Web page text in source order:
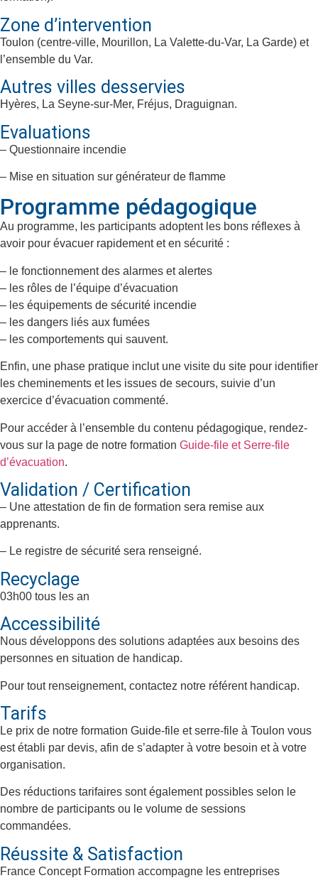
Zone d’intervention
Toulon (centre-ville, Mourillon, La Valette-du-Var, La Garde) et
l’ensemble du Var.
Autres villes desservies
Hyères, La Seyne-sur-Mer, Fréjus, Draguignan.
Evaluations
– Questionnaire incendie
– Mise en situation sur générateur de flamme
Programme pédagogique
Au programme, les participants adoptent les bons réflexes à
avoir pour évacuer rapidement et en sécurité :
– le fonctionnement des alarmes et alertes
– les rôles de l’équipe d’évacuation
– les équipements de sécurité incendie
– les dangers liés aux fumées
– les comportements qui sauvent.
Enfin, une phase pratique inclut une visite du site pour identifier
les cheminements et les issues de secours, suivie d’un
exercice d’évacuation commenté.
Pour accéder à l’ensemble du contenu pédagogique, rendez-
vous sur la page de notre formation Guide-file et Serre-file
d’évacuation.
Validation / Certification
– Une attestation de fin de formation sera remise aux
apprenants.
– Le registre de sécurité sera renseigné.
Recyclage
03h00 tous les an
Accessibilité
Nous développons des solutions adaptées aux besoins des
personnes en situation de handicap.
Pour tout renseignement, contactez notre référent handicap.
Tarifs
Le prix de notre formation Guide-file et serre-file à Toulon vous
est établi par devis, afin de s’adapter à votre besoin et à votre
organisation.
Des réductions tarifaires sont également possibles selon le
nombre de participants ou le volume de sessions
commandées.
Réussite & Satisfaction
France Concept Formation accompagne les entreprises